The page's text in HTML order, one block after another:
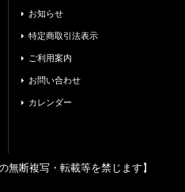
お知らせ
特定商取引法表示
ご利用案内
お問い合わせ
カレンダー
断複写・転載等を禁じます】